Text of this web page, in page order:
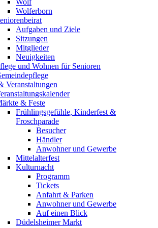
Wolf
Wolferborn
Aufgaben und Ziele
Sitzungen
Mitglieder
Neuigkeiten
und Wohnen für Senioren
Veranstaltungen
& Feste
Frühlingsgefühle, Kinderfest &
Froschparade
Besucher
Händler
Anwohner und Gewerbe
Mittelalterfest
Kulturnacht
Programm
Tickets
Anfahrt & Parken
Anwohner und Gewerbe
Auf einen Blick
Düdelsheimer Markt